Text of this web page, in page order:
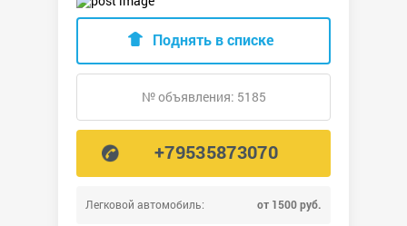
Легковой автомобиль: от 1500 руб.
Поднять в списке
№ объявления: 5185
+79535873070